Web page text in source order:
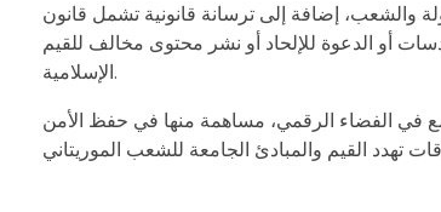
والشعب، إضافة إلى ترسانة قانونية تشمل قانون
أو الدعوة للإلحاد أو نشر محتوى مخالف للقيم
الإسلامية.
في الفضاء الرقمي، مساهمة منها في حفظ الأمن